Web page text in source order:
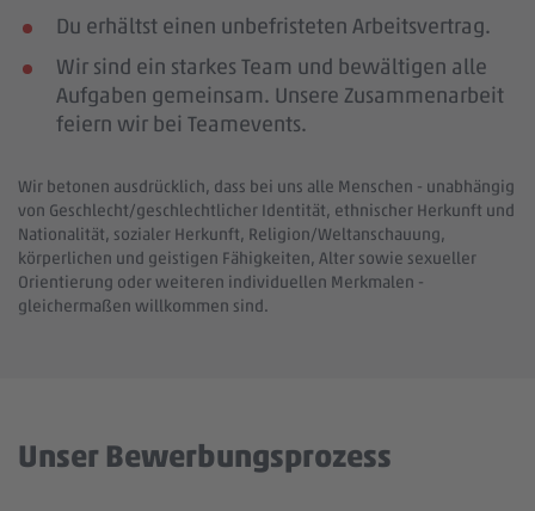
Du erhältst einen unbefristeten Arbeitsvertrag.
Wir sind ein starkes Team und bewältigen alle
Aufgaben gemeinsam. Unsere Zusammenarbeit
feiern wir bei Teamevents.
Wir betonen ausdrücklich, dass bei uns alle Menschen - unabhängig
von Geschlecht/geschlechtlicher Identität, ethnischer Herkunft und
Nationalität, sozialer Herkunft, Religion/Weltanschauung,
körperlichen und geistigen Fähigkeiten, Alter sowie sexueller
Orientierung oder weiteren individuellen Merkmalen -
gleichermaßen willkommen sind.
Unser Bewerbungsprozess